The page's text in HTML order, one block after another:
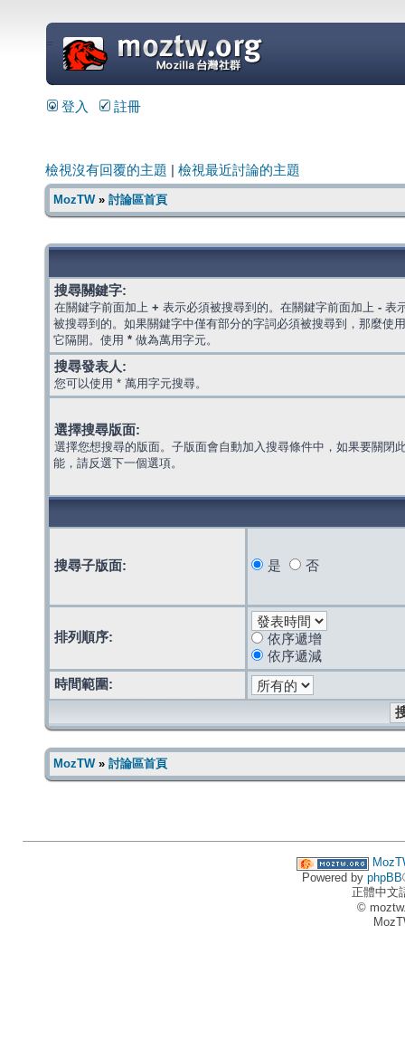
=
登入 註冊
檢視沒有回覆的主題 檢視最近討論的主題
MozTW» 討論區首頁
搜尋關鍵字:
在關鍵字前面加上 + 表示必須被搜尋到的。在關鍵字前面加上 - 表
被搜尋到的。如果關鍵字中僅有部分的字詞必須被搜尋到，那麼使
它隔開。使用 * 做為萬用字元。
搜尋發表人:
您可以使用 * 萬用字元搜尋。
選擇搜尋版面:
選擇您想搜尋的版面。子版面會自動加入搜尋條件中，如果要關閉
能，請反選下一個選項。
搜尋子版面: 是 否
排列順序:
依序遞增
依序遞減
時間範圍:
MozTW» 討論區首頁
Powered by phpBB
正體中文
©